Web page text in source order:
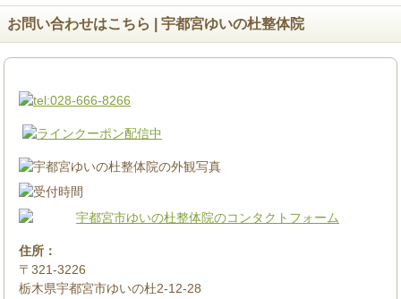
お問い合わせはこちら | 宇都宮ゆいの杜整体院
住所：
〒321-3226
栃木県宇都宮市ゆいの杜2-12-28